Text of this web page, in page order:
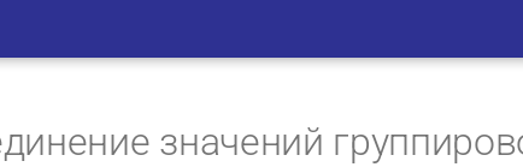
значений